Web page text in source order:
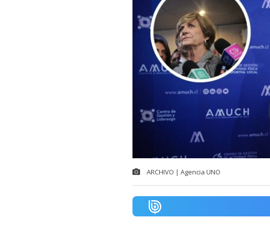
ARCHIVO | Agencia UNO